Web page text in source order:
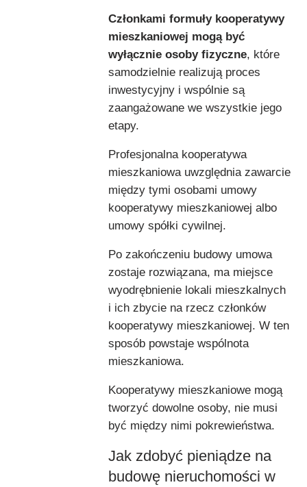
Członkami formuły kooperatywy
mieszkaniowej mogą być
wyłącznie osoby fizyczne, które
samodzielnie realizują proces
inwestycyjny i wspólnie są
zaangażowane we wszystkie jego
etapy.
Profesjonalna kooperatywa
mieszkaniowa uwzględnia zawarcie
między tymi osobami umowy
kooperatywy mieszkaniowej albo
umowy spółki cywilnej.
Po zakończeniu budowy umowa
zostaje rozwiązana, ma miejsce
wyodrębnienie lokali mieszkalnych
i ich zbycie na rzecz członków
kooperatywy mieszkaniowej. W ten
sposób powstaje wspólnota
mieszkaniowa.
Kooperatywy mieszkaniowe mogą
tworzyć dowolne osoby, nie musi
być między nimi pokrewieństwa.
Jak zdobyć pieniądze na
budowę nieruchomości w